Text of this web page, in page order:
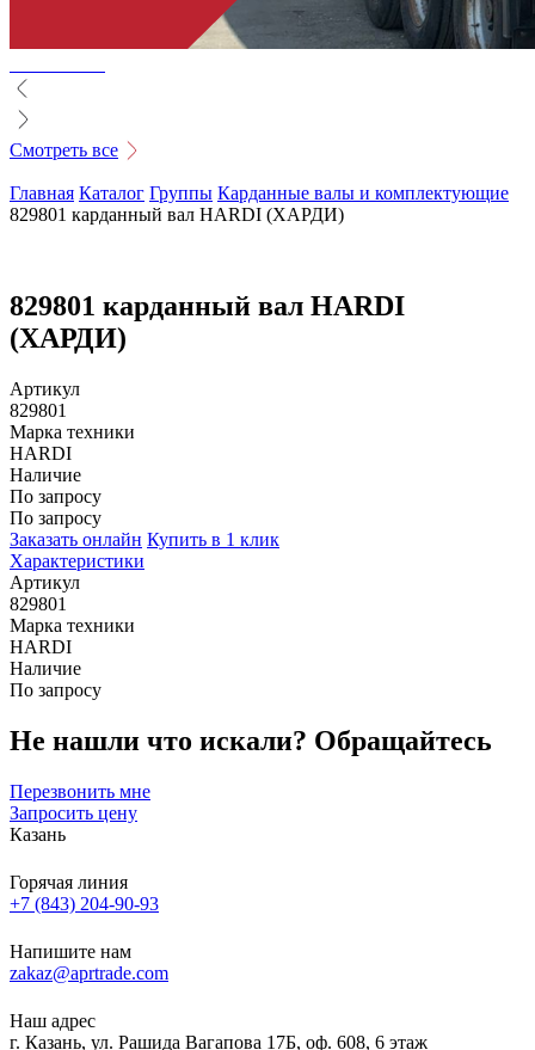
Смотреть все
Главная Каталог Группы Карданные валы и комплектующие
829801 карданный вал HARDI (ХАРДИ)
829801 карданный вал HARDI
(ХАРДИ)
Артикул
829801
Марка техники
HARDI
Наличие
По запросу
По запросу
Заказать онлайн Купить в 1 клик
Характеристики
Артикул
829801
Марка техники
HARDI
Наличие
По запросу
Не нашли что искали? Обращайтесь
Перезвонить мне
Запросить цену
Казань
Горячая линия
+7 (843) 204-90-93
Напишите нам
zakaz@aprtrade.com
Наш адрес
г. Казань, ул. Рашида Вагапова 17Б, оф. 608, 6 этаж